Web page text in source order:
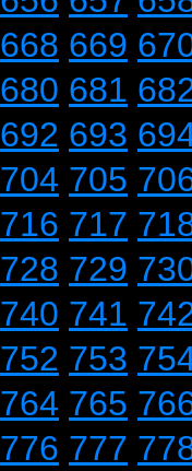
668 669
680 681
692 693
704 705
716 717
728 729
740 741
752 753
764 765
776 777